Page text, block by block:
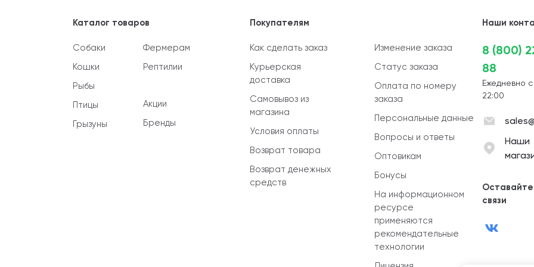
Каталог товаров
Собаки
Кошки
Рыбы
Птицы
Грызуны
Фермерам
Рептилии
Акции
Бренды
Покупателям
Как сделать заказ
Курьерская
доставка
Самовывоз из
магазина
Условия оплаты
Возврат товара
Возврат денежных
средств
Изменение заказа
Статус заказа
Оплата по номеру
заказа
Персональные данные
Вопросы и ответы
Оптовикам
Бонусы
На информационном
ресурсе
применяются
рекомендательные
технологии
Наши
8 (800)
88
Ежедневно
22:00
Наши
связи